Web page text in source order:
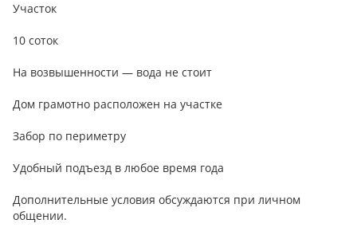
Участок
10 соток
На возвышенности — вода не стоит
Дом грамотно расположен на участке
Забор по периметру
Удобный подъезд в любое время года
Дополнительные условия обсуждаются при личном
общении.